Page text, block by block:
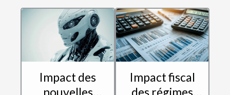
Impact des
nouvelles
Impact fiscal
des régimes